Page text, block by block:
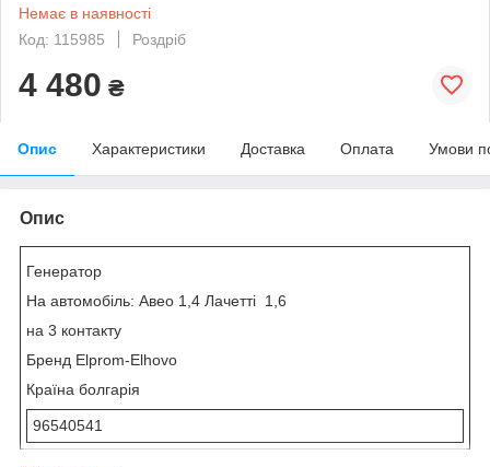
Немає в наявності
Код: 115985
Роздріб
4 480 ₴
Опис Характеристики Доставка Оплата Умови
Опис
Генератор
На автомобіль: Авео 1,4 Лачетті 1,6
на 3 контакту
Бренд Elprom-Elhovo
Країна болгарія
96540541